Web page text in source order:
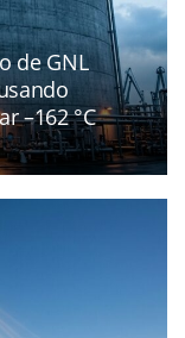
de GNL
–162 °C